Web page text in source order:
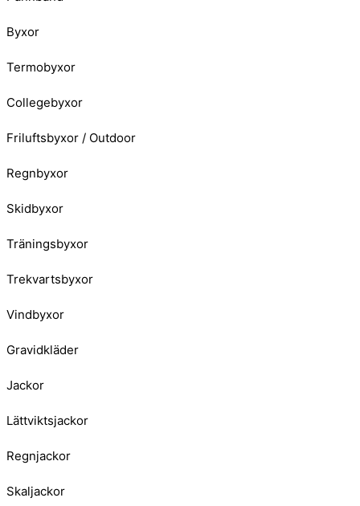
Byxor
Termobyxor
Collegebyxor
Friluftsbyxor / Outdoor
Regnbyxor
Skidbyxor
Träningsbyxor
Trekvartsbyxor
Vindbyxor
Gravidkläder
Jackor
Lättviktsjackor
Regnjackor
Skaljackor